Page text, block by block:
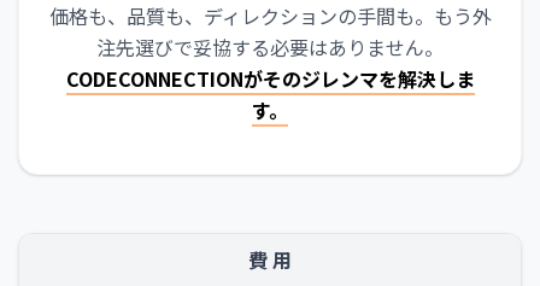
価格も、品質も、ディレクションの手間も。もう外
注先選びで妥協する必要はありません。
CODECONNECTIONがそのジレンマを解決しま
す。
費 用